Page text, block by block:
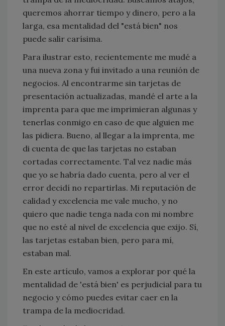
queremos ahorrar tiempo y dinero, pero a la
larga, esa mentalidad del "está bien" nos
puede salir carísima.
Para ilustrar esto, recientemente me mudé a
una nueva zona y fui invitado a una reunión de
negocios. Al encontrarme sin tarjetas de
presentación actualizadas, mandé el arte a la
imprenta para que me imprimieran algunas y
tenerlas conmigo en caso de que alguien me
las pidiera. Bueno, al llegar a la imprenta, me
di cuenta de que las tarjetas no estaban
cortadas correctamente. Tal vez nadie más
que yo se habría dado cuenta, pero al ver el
error decidí no repartirlas. Mi reputación de
calidad y excelencia me vale mucho, y no
quiero que nadie tenga nada con mi nombre
que no esté al nivel de excelencia que exijo. Sí,
las tarjetas estaban bien, pero para mí,
estaban mal.
En este artículo, vamos a explorar por qué la
mentalidad de 'está bien' es perjudicial para tu
negocio y cómo puedes evitar caer en la
trampa de la mediocridad.